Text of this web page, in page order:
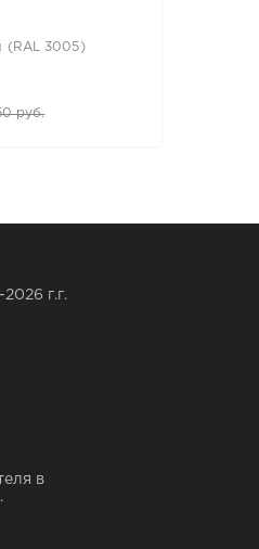
(RAL 3005)
руб.
г.г.
в